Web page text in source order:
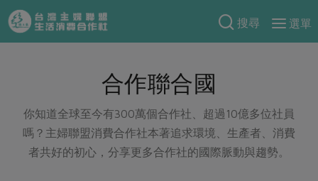
搜尋
選單
產品分類
一籃菜 當令水果
芽苗類 蕈菇類
辛香料類
食材
米食
特別企畫
預購活動
綠主張
合作聯合國
你知道全球至今有300萬個合作社、超過10億多位社員
嗎？主婦聯盟消費合作社本著追求環境、生產者、消費
者共好的初心，分享更多合作社的國際脈動與趨勢。